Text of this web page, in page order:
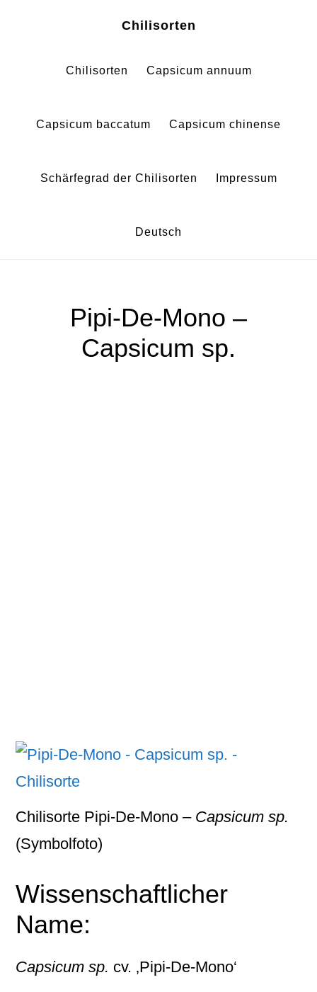
Chilisorten
Chilisorten Capsicum annuum
Capsicum baccatum Capsicum chinense
Schärfegrad der Chilisorten Impressum
Deutsch
Pipi-De-Mono –
Capsicum sp.
Chilisorte Pipi-De-Mono – Capsicum sp.
(Symbolfoto)
Wissenschaftlicher
Name:
Capsicum sp. cv. ‚Pipi-De-Mono‘